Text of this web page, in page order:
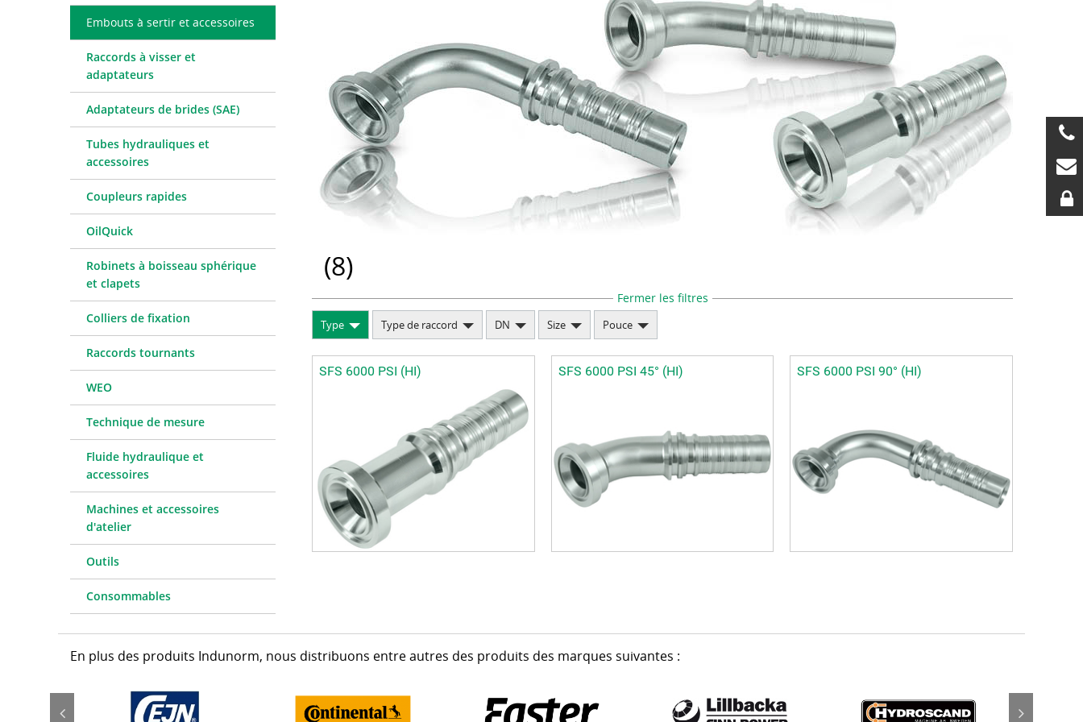
Coupleurs rapides
Robinets à boisseau sphérique et clapets
Colliers de fixation
Raccords tournants
WEO
Technique de mesure
Fluide hydraulique et accessoires
Machines et accessoires d'atelier
Outils
Consommables
Téléchargements
Embouts à sertir et accessoires
Raccords à visser et
adaptateurs
Adaptateurs de brides (SAE)
Tubes hydrauliques et
accessoires
Coupleurs rapides
OilQuick
Robinets à boisseau sphérique
et clapets
Colliers de fixation
Raccords tournants
WEO
Technique de mesure
Fluide hydraulique et
accessoires
Machines et accessoires
d'atelier
Outils
Consommables
(8)
Fermer les filtres
Type Type de raccord DN Size Pouce
SFS 6000 PSI (HI) SFS 6000 PSI 45° (HI) SFS 6000 PSI 90° (HI)
En plus des produits Indunorm, nous distribuons entre autres des produits des marques suivantes :